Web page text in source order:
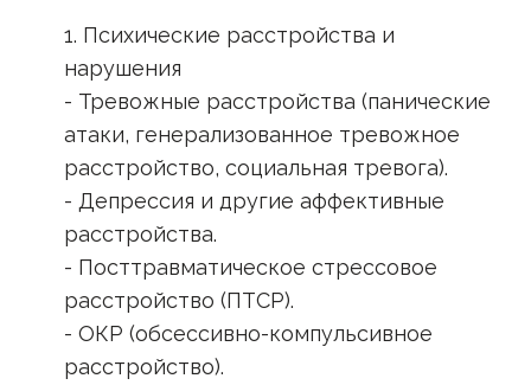
1. Психические расстройства и
нарушения
- Тревожные расстройства (панические
атаки, генерализованное тревожное
расстройство, социальная тревога).
- Депрессия и другие аффективные
расстройства.
- Посттравматическое стрессовое
расстройство (ПТСР).
- ОКР (обсессивно-компульсивное
расстройство).